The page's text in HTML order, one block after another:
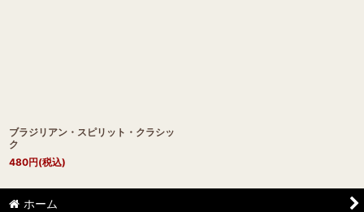
ブラジリアン・スピリット・クラシッ
ク
480円(税込)
ホーム